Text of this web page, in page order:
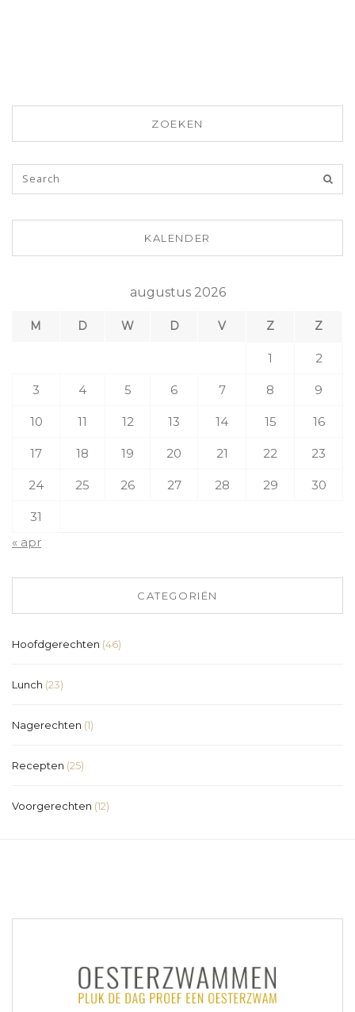
ZOEKEN
KALENDER
augustus 2026
M D W D V Z Z
1 2
3 4 5 6 7 8 9
10 11 12 13 14 15 16
17 18 19 20 21 22 23
24 25 26 27 28 29 30
31
« apr
CATEGORIËN
Hoofdgerechten (46)
Lunch (23)
Nagerechten (1)
Recepten (25)
Voorgerechten (12)